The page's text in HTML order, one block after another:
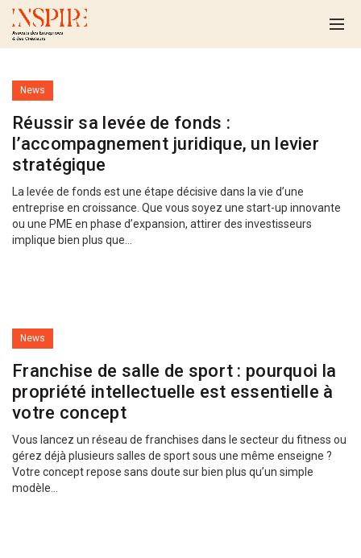
News
Réussir sa levée de fonds :
l’accompagnement juridique, un levier
stratégique
La levée de fonds est une étape décisive dans la vie d’une
entreprise en croissance. Que vous soyez une start-up innovante
ou une PME en phase d’expansion, attirer des investisseurs
implique bien plus que...
News
Franchise de salle de sport : pourquoi la
propriété intellectuelle est essentielle à
votre concept
Vous lancez un réseau de franchises dans le secteur du fitness ou
gérez déjà plusieurs salles de sport sous une même enseigne ?
Votre concept repose sans doute sur bien plus qu’un simple
modèle...